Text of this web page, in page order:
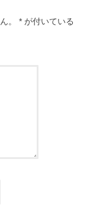
。 * が付いている